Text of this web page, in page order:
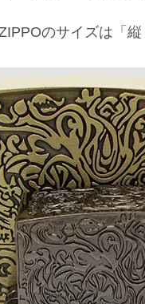
のサイズは「